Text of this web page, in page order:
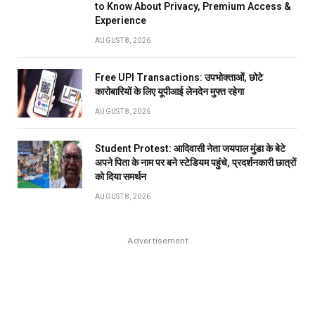
to Know About Privacy, Premium Access &
Experience
AUGUST 8, 2026
Free UPI Transactions: उपभोक्ताओं, छोटे
कारोबारियों के लिए यूपीआई लेनदेन मुफ्त रहेगा
AUGUST 8, 2026
Student Protest: आदिवासी नेता जयपाल मुंडा के बेटे
अपने पिता के नाम पर बने स्टेडियम पहुंंचे, प्रदर्शनकारी छात्रों
को दिया समर्थन
AUGUST 8, 2026
Advertisement